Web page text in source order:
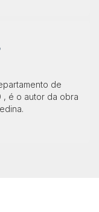
de
, é o autor da obra